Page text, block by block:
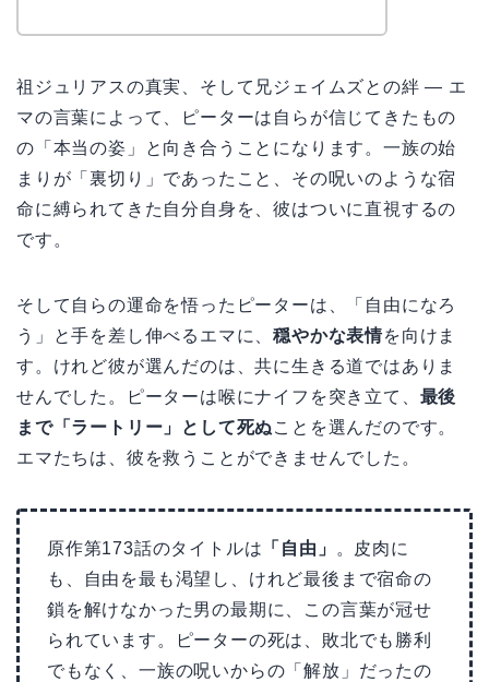
祖ジュリアスの真実、そして兄ジェイムズとの絆 — エ
マの言葉によって、ピーターは自らが信じてきたもの
の「本当の姿」と向き合うことになります。一族の始
まりが「裏切り」であったこと、その呪いのような宿
命に縛られてきた自分自身を、彼はついに直視するの
です。
そして自らの運命を悟ったピーターは、「自由になろ
う」と手を差し伸べるエマに、穏やかな表情を向けま
す。けれど彼が選んだのは、共に生きる道ではありま
せんでした。ピーターは喉にナイフを突き立て、 最後
まで「ラートリー」として死ぬことを選んだのです。
エマたちは、彼を救うことができませんでした。
原作第173話のタイトルは 「自由」
。皮肉に
も、自由を最も渇望し、けれど最後まで宿命の
鎖を解けなかった男の最期に、この言葉が冠せ
られています。ピーターの死は、敗北でも勝利
でもなく、一族の呪いからの「解放」だったの